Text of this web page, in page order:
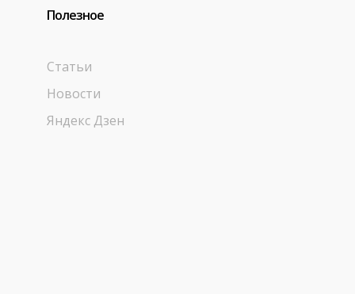
Полезное
Статьи
Новости
Яндекс Дзен